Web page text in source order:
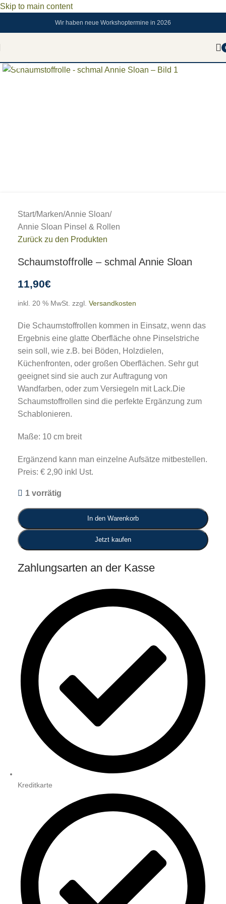
Skip to main content
Wir haben neue Workshoptermine in 2026
Start/Marken/Annie Sloan/
Annie Sloan Pinsel & Rollen
Zurück zu den Produkten
Schaumstoffrolle – schmal Annie Sloan
11,90€
inkl. 20 % MwSt. zzgl. Versandkosten
Die Schaumstoffrollen kommen in Einsatz, wenn das
Ergebnis eine glatte Oberfläche ohne Pinselstriche
sein soll, wie z.B. bei Böden, Holzdielen,
Küchenfronten, oder großen Oberflächen. Sehr gut
geeignet sind sie auch zur Auftragung von
Wandfarben, oder zum Versiegeln mit Lack.Die
Schaumstoffrollen sind die perfekte Ergänzung zum
Schablonieren.
Maße: 10 cm breit
Ergänzend kann man einzelne Aufsätze mitbestellen.
Preis: € 2,90 inkl Ust.
1 vorrätig
In den Warenkorb
Jetzt kaufen
Zahlungsarten an der Kasse
Kreditkarte